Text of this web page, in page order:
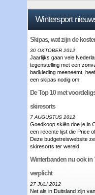
Wintersport
Skipas, wat zijn de
30 OKTOBER 2012
Jaarlijks gaan vele
tegenstelling met een
badkleding meeneemt,
een skipas nodig om
De Top 10 met
skiresorts
7 AUGUSTUS 2012
Goedkoop skiën doe je in
een recente lijst die Price
Deze budgetreiswebsite
skiresorts ter wereld
Winterbanden nu ook in
verplicht
27 JULI 2012
Net als in Duitsland zijn